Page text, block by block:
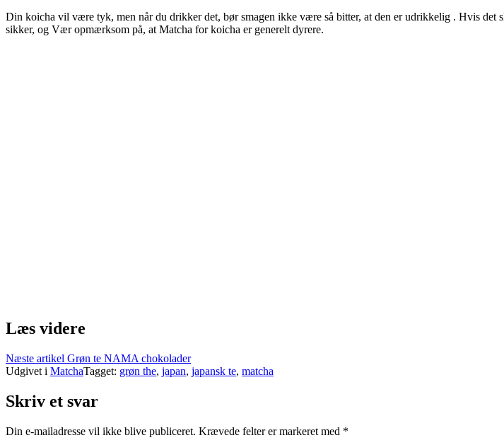
Din koicha vil være tyk, men når du drikker det, bør smagen ikke være så bitter, at den er udrikkelig . Hvis
sikker, og Vær opmærksom på, at Matcha for koicha er generelt dyrere.
Læs videre
Næste artikel Grøn te NAMA chokolader
Udgivet i MatchaTagget: grøn the, japan, japansk te, matcha
Skriv et svar
Din e-mailadresse vil ikke blive publiceret. Krævede felter er markeret med *